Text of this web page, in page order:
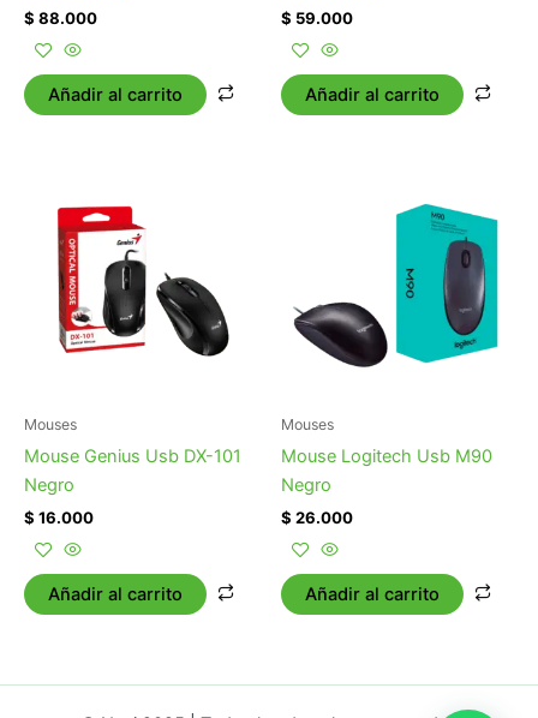
$ 88.000
Añadir al carrito
$ 59.000
Añadir al carrito
Mouses
Mouse Genius Usb DX-101
Negro
$ 16.000
Añadir al carrito
Mouses
Mouse Logitech Usb M90
Negro
$ 26.000
Añadir al carrito